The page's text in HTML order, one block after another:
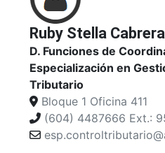
Ruby Stella
D. Funciones de
Especialización en
Tributario
Bloque 1 Oficina 411
(604) 4487666 Ext.: